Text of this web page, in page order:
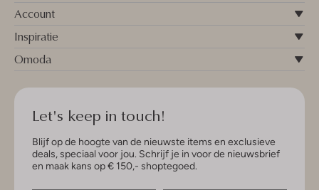
Account
Inspiratie
Omoda
Let's keep in touch!
Blijf op de hoogte van de nieuwste items en exclusieve
deals, speciaal voor jou. Schrijf je in voor de nieuwsbrief
en maak kans op € 150,- shoptegoed.